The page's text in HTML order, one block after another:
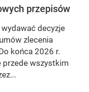
przepisów
decyzje
zlecenia
końca 2026 r.
przede wszystkim